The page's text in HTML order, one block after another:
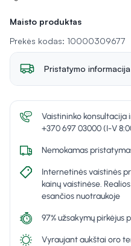
Maisto produktas
Prekės kodas: 10000309677
Pristatymo informacija
Vaistininko konsultacija
+370 697 03000 (I-V
Nemokamas
Internetinės vaistinės
kainų vaistinėse.
esančios nuotraukoje
97% užsakymų pirkėjus
Vyraujant aukštai oro